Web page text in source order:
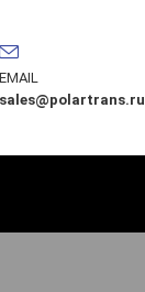
EMAIL
sales@polartrans.ru